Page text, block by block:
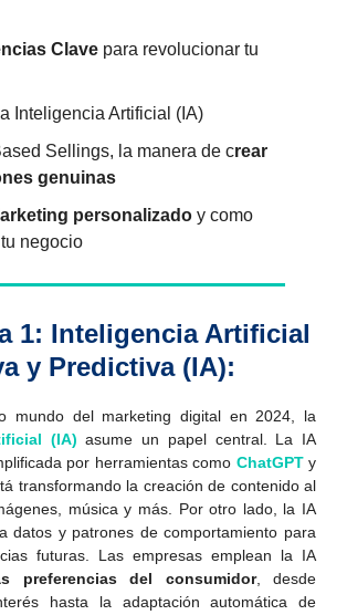
Clave para revolucionar tu
Inteligencia Artificial (IA)
Sellings, la manera de crear
genuinas
personalizado y como
negocio
1: Inteligencia Artificial
y Predictiva (IA):
mundo del marketing digital en 2024, la
(IA) asume un papel central. La IA
por herramientas como ChatGPTy
transformando la creación de contenido al
música y más. Por otro lado, la IA
datos y patrones de comportamiento para
futuras. Las empresas emplean la IA
preferencias del consumidor, desde
hasta la adaptación automática de